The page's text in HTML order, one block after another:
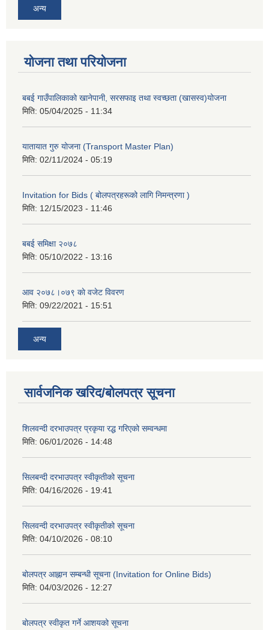
अन्य
योजना तथा परियोजना
बबई गाउँपालिकाको खानेपानी, सरसफाइ तथा स्वच्छता (खासस्व)योजना
मिति: 05/04/2025 - 11:34
यातायात गुरु योजना (Transport Master Plan)
मिति: 02/11/2024 - 05:19
Invitation for Bids ( बोलपत्रहरूको लागि निमन्त्रणा )
मिति: 12/15/2023 - 11:46
बबई समिक्षा २०७८
मिति: 05/10/2022 - 13:16
आव २०७८।०७९ काे वजेट विवरण
मिति: 09/22/2021 - 15:51
अन्य
सार्वजनिक खरिद/बोलपत्र सूचना
शिलवन्दी दरभाउपत्र प्रकृया रद्ध गरिएको सम्वन्धमा
मिति: 06/01/2026 - 14:48
सिलबन्दी दरभाउपत्र स्वीकृतीको सूचना
मिति: 04/16/2026 - 19:41
सिलवन्दी दरभाउपत्र स्वीकृतीको सूचना
मिति: 04/10/2026 - 08:10
बोलपत्र आह्नान सम्बन्धी सूचना (Invitation for Online Bids)
मिति: 04/03/2026 - 12:27
बोलपत्र स्वीकृत गर्ने आशयको सूचना